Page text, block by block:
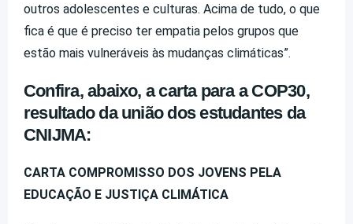
outros adolescentes e culturas. Acima de tudo, o que
fica é que é preciso ter empatia pelos grupos que
estão mais vulneráveis às mudanças climáticas”.
Confira, abaixo, a carta para a COP30,
resultado da união dos estudantes da
CNIJMA:
CARTA COMPROMISSO DOS JOVENS PELA
EDUCAÇÃO E JUSTIÇA CLIMÁTICA